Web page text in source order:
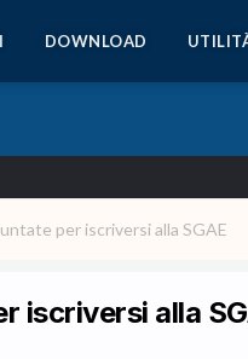
DOWNLOAD
per iscriversi alla SGAE
iscriversi alla